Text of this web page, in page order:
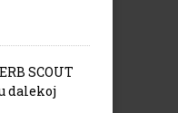
SCOUT
dalekoj